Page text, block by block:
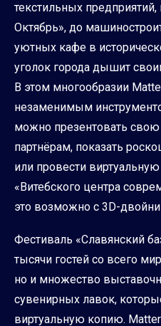
текстильных
Октябрь», до
уютных кафе в
уголок города дышит
В этом многообразии
незаменимым
можно презентовать
партнёрам, показать
или провести
«Витебского центра
это возможно с 3D-
Фестиваль «Славянский
тысячи гостей со всего
но и множество
сувенирных лавок,
виртуальную копию.